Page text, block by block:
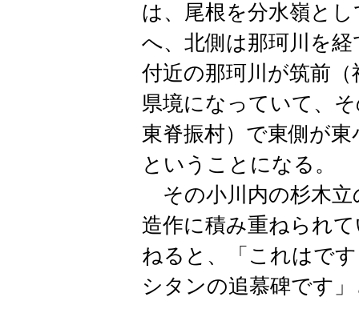
は、尾根を分水嶺と
へ、北側は那珂川を
付近の那珂川が筑前
県境になっていて、
東脊振村）で東側が
ということになる。
その小川内の杉木立
造作に積み重ねられ
ねると、「これはで
シタンの追慕碑です